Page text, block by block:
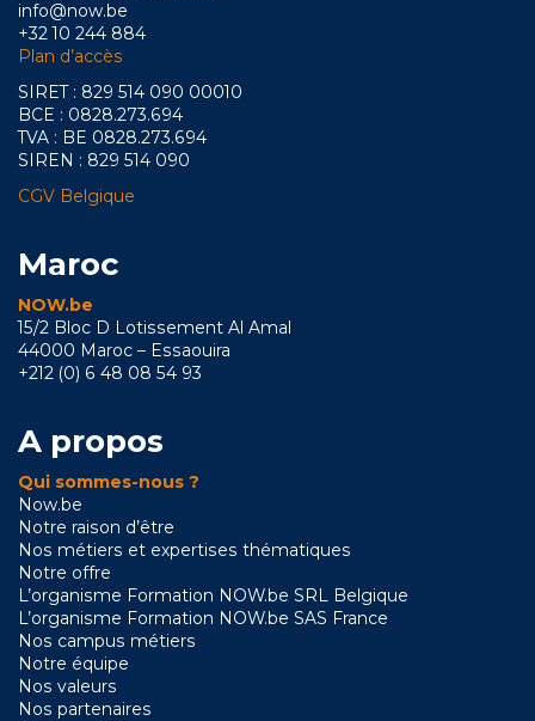
info@now.be
+32 10 244 884
Plan d’accès
SIRET : 829 514 090 00010
BCE : 0828.273.694
TVA : BE 0828.273.694
SIREN : 829 514 090
CGV Belgique
Maroc
NOW.be
15/2 Bloc D Lotissement Al Amal
44000 Maroc – Essaouira
+212 (0) 6 48 08 54 93
A propos
Qui sommes-nous ?
Now.be
Notre raison d’être
Nos métiers et expertises thématiques
Notre offre
L’organisme Formation NOW.be SRL Belgique
L’organisme Formation NOW.be SAS France
Nos campus métiers
Notre équipe
Nos valeurs
Nos partenaires